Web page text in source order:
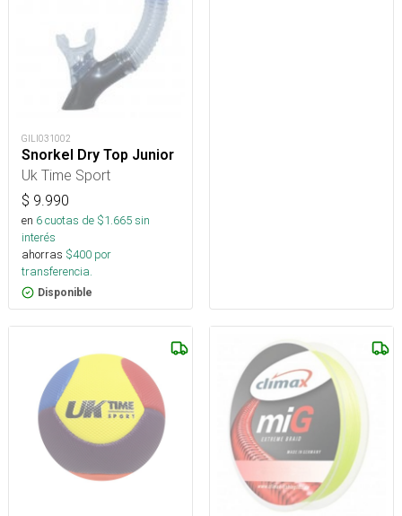
GILI031002
Snorkel Dry Top Junior
Uk Time Sport
$ 9.990
en 6cuotas de $1.665sin
interés
ahorras $400 por
transferencia.
Disponible